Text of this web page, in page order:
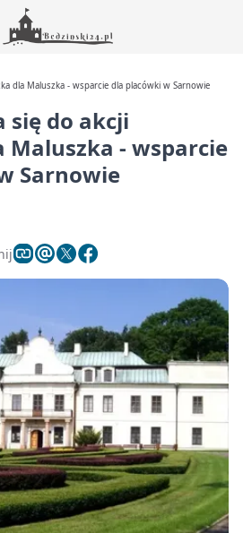
dla Maluszka - wsparcie dla placówki w Sarnowie
się do akcji
Maluszka - wsparcie
Sarnowie